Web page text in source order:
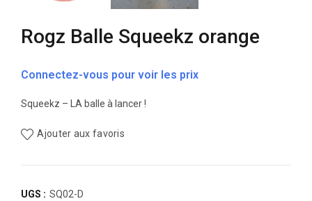
Rogz Balle Squeekz orange
Connectez-vous pour voir les prix
Squeekz – LA balle à lancer !
Ajouter aux favoris
UGS : SQ02-D